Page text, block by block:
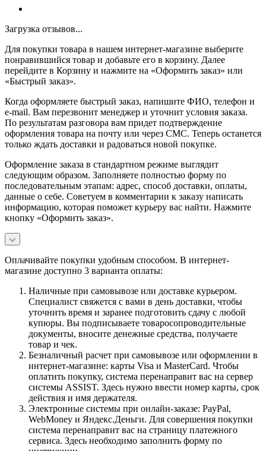
Загрузка отзывов...
Для покупки товара в нашем интернет-магазине выберите
понравившийся товар и добавьте его в корзину. Далее
перейдите в Корзину и нажмите на «Оформить заказ» или
«Быстрый заказ».
Когда оформляете быстрый заказ, напишите ФИО, телефон и
e-mail. Вам перезвонит менеджер и уточнит условия заказа.
По результатам разговора вам придет подтверждение
оформления товара на почту или через СМС. Теперь останется
только ждать доставки и радоваться новой покупке.
Оформление заказа в стандартном режиме выглядит
следующим образом. Заполняете полностью форму по
последовательным этапам: адрес, способ доставки, оплаты,
данные о себе. Советуем в комментарии к заказу написать
информацию, которая поможет курьеру вас найти. Нажмите
кнопку «Оформить заказ».
Оплачивайте покупки удобным способом. В интернет-
магазине доступно 3 варианта оплаты:
Наличные при самовывозе или доставке курьером.
Специалист свяжется с вами в день доставки, чтобы
уточнить время и заранее подготовить сдачу с любой
купюры. Вы подписываете товаросопроводительные
документы, вносите денежные средства, получаете
товар и чек.
Безналичный расчет при самовывозе или оформлении в
интернет-магазине: карты Visa и MasterCard. Чтобы
оплатить покупку, система перенаправит вас на сервер
системы ASSIST. Здесь нужно ввести номер карты, срок
действия и имя держателя.
Электронные системы при онлайн-заказе: PayPal,
WebMoney и Яндекс.Деньги. Для совершения покупки
система перенаправит вас на страницу платежного
сервиса. Здесь необходимо заполнить форму по